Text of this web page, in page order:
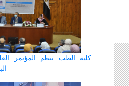
كلية الطب تنظم المؤتمر